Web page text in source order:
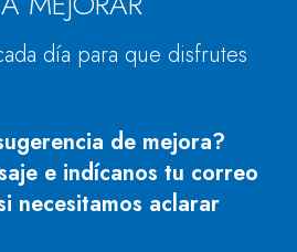
día para que disfrutes
de mejora?
e indícanos tu correo
necesitamos aclarar